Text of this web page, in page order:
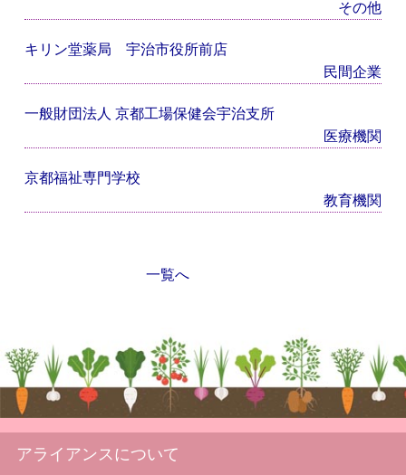
その他
キリン堂薬局 宇治市役所前店
民間企業
一般財団法人 京都工場保健会宇治支所
医療機関
京都福祉専門学校
教育機関
一覧へ
アライアンスについて